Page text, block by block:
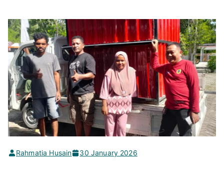
Rahmatia Husain 30 January 2026